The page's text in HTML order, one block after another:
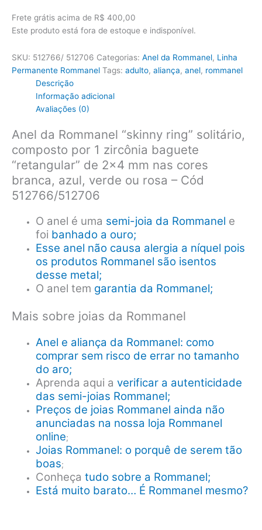
Frete grátis acima de R$ 400,00
Este produto está fora de estoque e indisponível.
SKU: 512766/ 512706 Categorias: Anel da Rommanel, Linha
Permanente Rommanel Tags: adulto, aliança, anel, rommanel
Descrição
Informação adicional
Avaliações (0)
Anel da Rommanel “skinny ring” solitário,
composto por 1 zircônia baguete
“retangular” de 2×4 mm nas cores
branca, azul, verde ou rosa – Cód
512766/512706
O anel é uma semi-joia da Rommanel e
foi banhado a ouro;
Esse anel não causa alergia a níquel pois
os produtos Rommanel são isentos
desse metal;
O anel tem garantia da Rommanel;
Mais sobre joias da Rommanel
Anel e aliança da Rommanel: como
comprar sem risco de errar no tamanho
do aro;
Aprenda aqui averificar a autenticidade
das semi-joias Rommanel;
Preços de joias Rommanel ainda não
anunciadas na nossa loja Rommanel
online;
Joias Rommanel: o porquê de serem tão
boas;
Conheçatudo sobre a Rommanel;
Está muito barato… É Rommanel mesmo?